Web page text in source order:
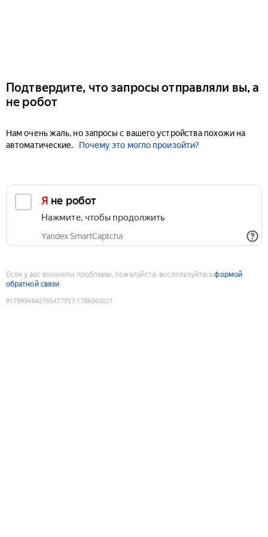
Подтвердите, что запросы отправляли вы, а
не робот
Нам очень жаль, но запросы с вашего устройства похожи на
автоматические.
Почему это могло произойти?
Я не робот
Нажмите, чтобы продолжить
Yandex SmartCaptcha
Если у вас возникли проблемы, пожалуйста, воспользуйтесьформой
обратной связи
9179994642195477057:1786060021